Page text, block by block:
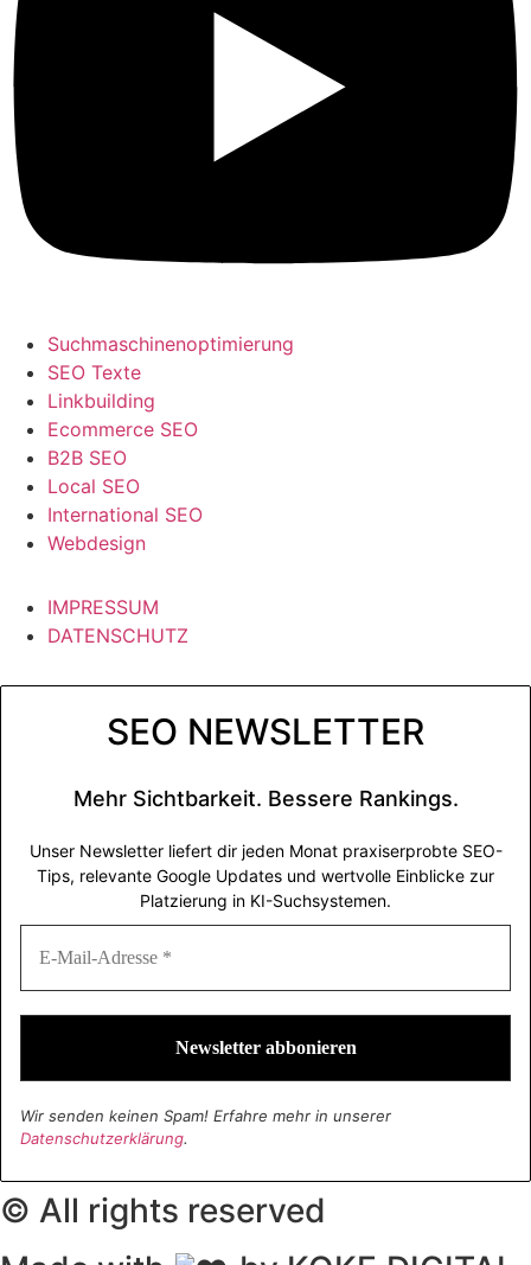
Suchmaschinenoptimierung
SEO Texte
Linkbuilding
Ecommerce SEO
B2B SEO
Local SEO
International SEO
Webdesign
IMPRESSUM
DATENSCHUTZ
SEO NEWSLETTER
Mehr Sichtbarkeit. Bessere Rankings.
Unser Newsletter liefert dir jeden Monat praxiserprobte SEO-
Tips, relevante Google Updates und wertvolle Einblicke zur
Platzierung in KI-Suchsystemen.
Wir senden keinen Spam! Erfahre mehr in unserer
Datenschutzerklärung.
© All rights reserved